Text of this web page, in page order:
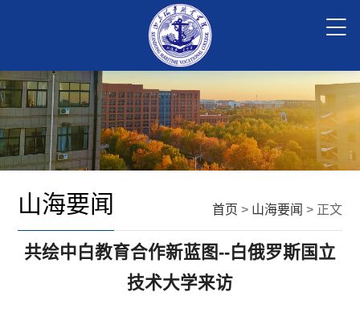
首页 > 山海要闻 > 正文
山海要闻
共绘中白教育合作新蓝图--白俄罗斯国立
技术大学来访